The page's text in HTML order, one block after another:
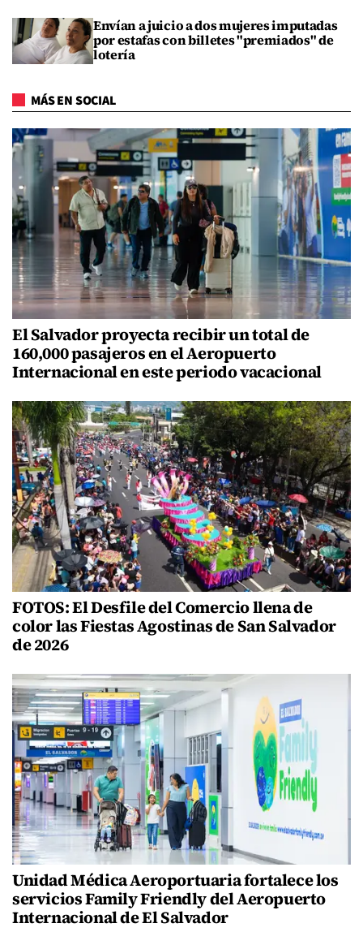
Envían a juicio a dos mujeres imputadas
por estafas con billetes "premiados" de
lotería
MÁS EN SOCIAL
El Salvador proyecta recibir un total de
160,000 pasajeros en el Aeropuerto
Internacional en este periodo vacacional
FOTOS: El Desfile del Comercio llena de
color las Fiestas Agostinas de San Salvador
de 2026
Unidad Médica Aeroportuaria fortalece los
servicios Family Friendly del Aeropuerto
Internacional de El Salvador